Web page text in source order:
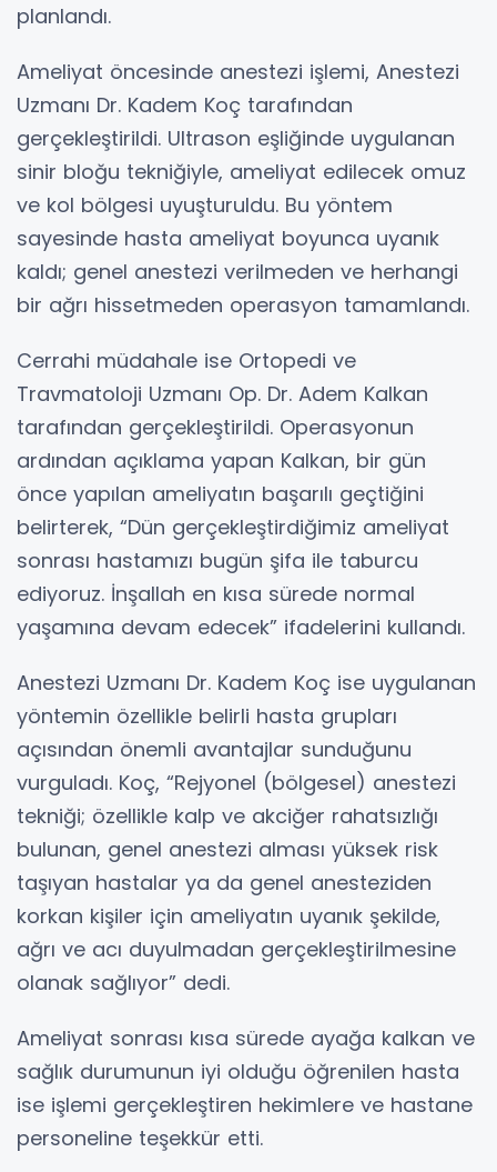
planlandı.
Ameliyat öncesinde anestezi işlemi, Anestezi
Uzmanı Dr. Kadem Koç tarafından
gerçekleştirildi. Ultrason eşliğinde uygulanan
sinir bloğu tekniğiyle, ameliyat edilecek omuz
ve kol bölgesi uyuşturuldu. Bu yöntem
sayesinde hasta ameliyat boyunca uyanık
kaldı; genel anestezi verilmeden ve herhangi
bir ağrı hissetmeden operasyon tamamlandı.
Cerrahi müdahale ise Ortopedi ve
Travmatoloji Uzmanı Op. Dr. Adem Kalkan
tarafından gerçekleştirildi. Operasyonun
ardından açıklama yapan Kalkan, bir gün
önce yapılan ameliyatın başarılı geçtiğini
belirterek, “Dün gerçekleştirdiğimiz ameliyat
sonrası hastamızı bugün şifa ile taburcu
ediyoruz. İnşallah en kısa sürede normal
yaşamına devam edecek” ifadelerini kullandı.
Anestezi Uzmanı Dr. Kadem Koç ise uygulanan
yöntemin özellikle belirli hasta grupları
açısından önemli avantajlar sunduğunu
vurguladı. Koç, “Rejyonel (bölgesel) anestezi
tekniği; özellikle kalp ve akciğer rahatsızlığı
bulunan, genel anestezi alması yüksek risk
taşıyan hastalar ya da genel anesteziden
korkan kişiler için ameliyatın uyanık şekilde,
ağrı ve acı duyulmadan gerçekleştirilmesine
olanak sağlıyor” dedi.
Ameliyat sonrası kısa sürede ayağa kalkan ve
sağlık durumunun iyi olduğu öğrenilen hasta
ise işlemi gerçekleştiren hekimlere ve hastane
personeline teşekkür etti.